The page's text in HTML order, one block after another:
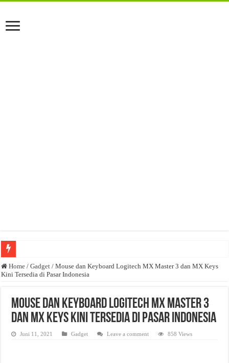
Anda butuh promosi usaha? Kontak ke Email redaksi@bisnisnasional.com
Dibutuhkan Marketing. Lamaran di-email ke redaksi@bisnisnasional.com
Home / Gadget / Mouse dan Keyboard Logitech MX Master 3 dan MX Keys
Kini Tersedia di Pasar Indonesia
Mouse dan Keyboard Logitech MX Master 3
dan MX Keys Kini Tersedia di Pasar Indonesia
Juni 11, 2021 Gadget Leave a comment 858 Views